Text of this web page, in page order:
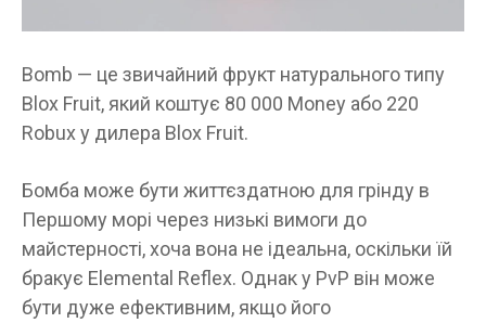
Bomb — це звичайний фрукт натурального типу
Blox Fruit, який коштує 80 000 Money або 220
Robux у дилера Blox Fruit.
Бомба може бути життєздатною для грінду в
Першому морі через низькі вимоги до
майстерності, хоча вона не ідеальна, оскільки їй
бракує Elemental Reflex. Однак у PvP він може
бути дуже ефективним, якщо його